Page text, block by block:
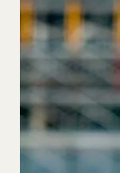
LOCATION
CONTAINERS
8 à 20 m³,